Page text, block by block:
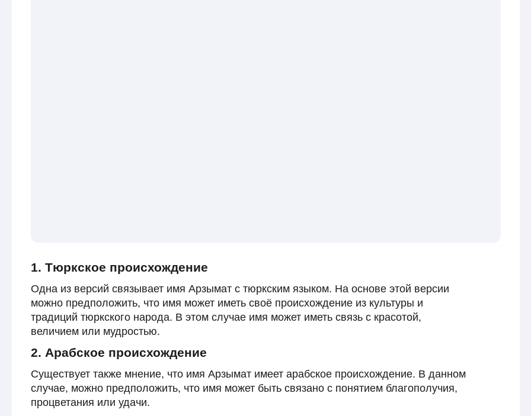
1. Тюркское происхождение
Одна из версий связывает имя Арзымат с тюркским языком. На основе этой версии
можно предположить, что имя может иметь своё происхождение из культуры и
традиций тюркского народа. В этом случае имя может иметь связь с красотой,
величием или мудростью.
2. Арабское происхождение
Существует также мнение, что имя Арзымат имеет арабское происхождение. В данном
случае, можно предположить, что имя может быть связано с понятием благополучия,
процветания или удачи.